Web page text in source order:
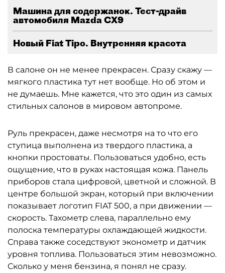
Машина для содержанок. Тест-драйв
автомобиля Mazda CX9
Новый Fiat Tipo. Внутренняя красота
В салоне он не менее прекрасен. Сразу скажу —
мягкого пластика тут нет вообще. Но об этом и
не думаешь. Мне кажется, что это один из самых
стильных салонов в мировом автопроме.
Руль прекрасен, даже несмотря на то что его
ступица выполнена из твердого пластика, а
кнопки простоваты. Пользоваться удобно, есть
ощущение, что в руках настоящая кожа. Панель
приборов стала цифровой, цветной и сложной. В
центре большой экран, который при включении
показывает логотип FIAT 500, а при движении —
скорость. Тахометр слева, параллельно ему
полоска температуры охлаждающей жидкости.
Справа также соседствуют эконометр и датчик
уровня топлива. Пользоваться этим невозможно.
Сколько у меня бензина, я понял не сразу.